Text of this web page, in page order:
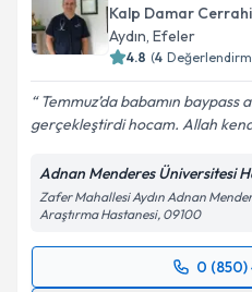
Kalp Damar
Aydın, Efeler
4.8 (4
Temmuz’da babamın baypass
gerçekleştirdi hocam. Allah
Adnan Menderes Üniversitesi
Zafer Mahallesi Aydın Adnan
Araştırma Hastanesi, 09100
0 (850)
Randevu Takvimi